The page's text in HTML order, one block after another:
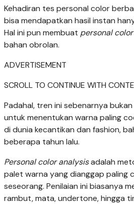
Kehadiran tes personal color
bisa mendapatkan hasil instan
Hal ini pun membuat personal
bahan obrolan.
ADVERTISEMENT
SCROLL TO CONTINUE WITH
Padahal, tren ini sebenarnya
untuk menentukan warna paling
di dunia kecantikan dan fashion,
beberapa tahun lalu.
Personal color analysisadalah
palet warna yang dianggap paling
seseorang. Penilaian ini biasanya
rambut, mata, undertone, hingga